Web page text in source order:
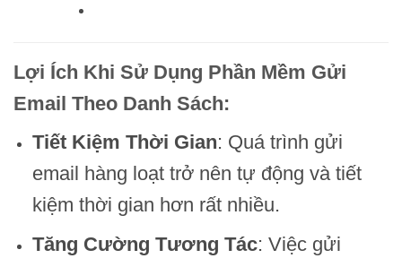
Lợi Ích Khi Sử Dụng Phần Mềm Gửi
Email Theo Danh Sách:
Tiết Kiệm Thời Gian: Quá trình gửi
email hàng loạt trở nên tự động và tiết
kiệm thời gian hơn rất nhiều.
Tăng Cường Tương Tác: Việc gửi